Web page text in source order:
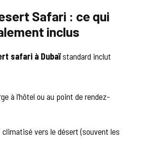
Safari : ce qui
inclus
safari à Dubaïstandard inclut
à l’hôtel ou au point de rendez-
vers le désert (souvent les